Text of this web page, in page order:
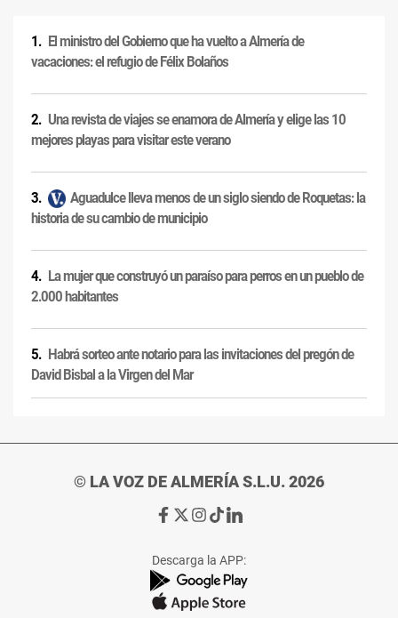
El ministro del Gobierno que ha vuelto a Almería de
vacaciones: el refugio de Félix Bolaños
Una revista de viajes se enamora de Almería y elige las 10
mejores playas para visitar este verano
Aguadulce lleva menos de un siglo siendo de Roquetas: la
historia de su cambio de municipio
La mujer que construyó un paraíso para perros en un pueblo de
2.000 habitantes
Habrá sorteo ante notario para las invitaciones del pregón de
David Bisbal a la Virgen del Mar
© LA VOZ DE ALMERÍA S.L.U. 2026
Ir
de
La
Voz
Ir
de
La
Voz
Ir
de
La
Voz
Ir
de
La
Voz
Ir
de
La
Voz
Descarga la APP: